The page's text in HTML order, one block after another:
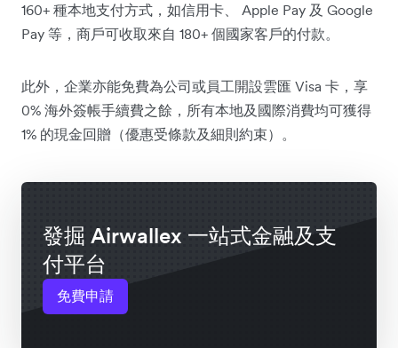
160+ 種本地支付方式，如信用卡、 Apple Pay 及 Google
Pay 等，商戶可收取來自 180+ 個國家客戶的付款。
此外，企業亦能免費為公司或員工開設雲匯 Visa 卡，享
0% 海外簽帳手續費之餘，所有本地及國際消費均可獲得
1% 的現金回贈（優惠受條款及細則約束）。
發掘 Airwallex 一站式金融及支
付平台
免費申請